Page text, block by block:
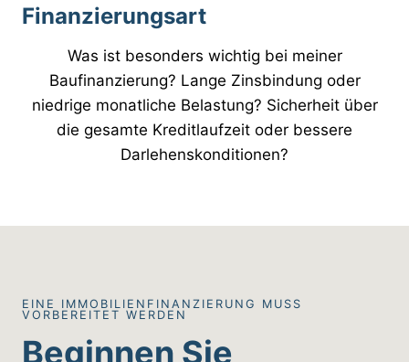
Finanzierungsart
Was ist besonders wichtig bei meiner
Baufinanzierung? Lange Zinsbindung oder
niedrige monatliche Belastung? Sicherheit über
die gesamte Kreditlaufzeit oder bessere
Darlehenskonditionen?
EINE IMMOBILIENFINANZIERUNG MUSS
VORBEREITET WERDEN
Beginnen Sie